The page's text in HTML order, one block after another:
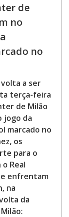
de
no
no
a ser
terça-feira
de Milão
jogo da
marcado no
os
para o
Real
enfrentam
na
da